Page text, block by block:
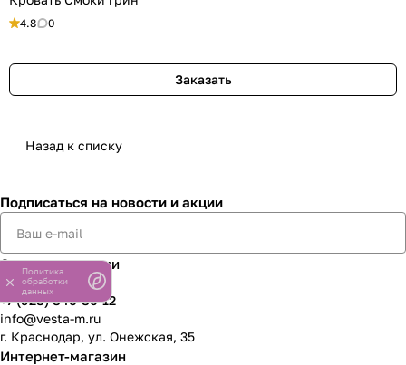
4.8 0
Заказать
Назад к списку
Подписаться на новости и акции
Связаться с нами
+7 (928) 846-80-12
info@vesta-m.ru
г. Краснодар, ул. Онежская, 35
Интернет-магазин
Политика
обработки
данных